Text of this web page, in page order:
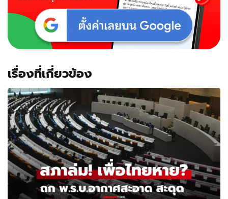
เรื่องที่เกี่ยวข้อง